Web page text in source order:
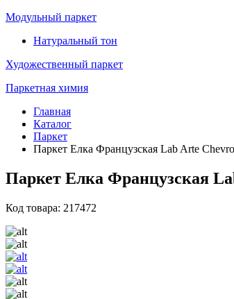
Модульный паркет
Натуральный тон
Художественный паркет
Паркетная химия
Главная
Каталог
Паркет
Паркет Елка Французская Lab Arte
Паркет Елка Французская
Код товара: 217472